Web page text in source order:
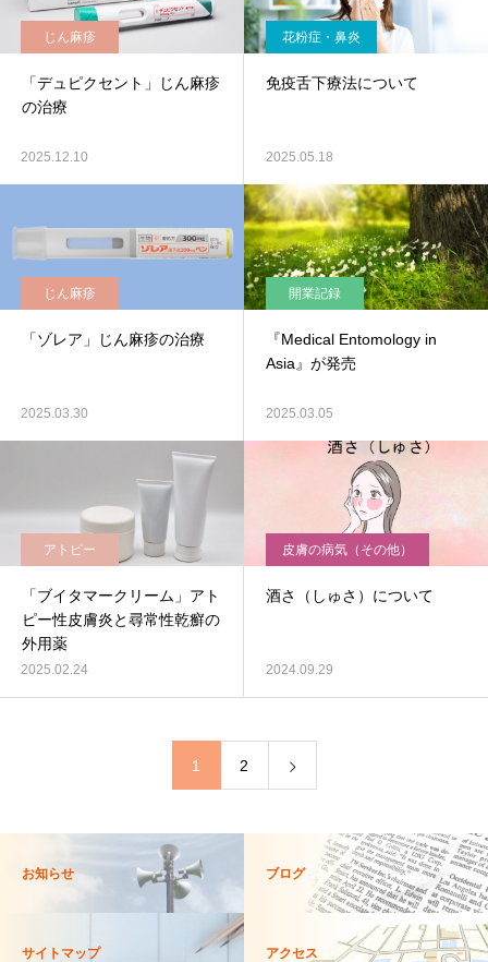
じん麻疹
「デュピクセント」じん麻疹
の治療
2025.12.10
花粉症・鼻炎
免疫舌下療法について
2025.05.18
じん麻疹
「ゾレア」じん麻疹の治療
2025.03.30
開業記録
『Medical Entomology in
Asia』が発売
2025.03.05
アトピー
「ブイタマークリーム」アト
ピー性皮膚炎と尋常性乾癬の
外用薬
2025.02.24
皮膚の病気（その他）
酒さ（しゅさ）について
2024.09.29
1 2
お知らせ ブログ
サイトマップ アクセス